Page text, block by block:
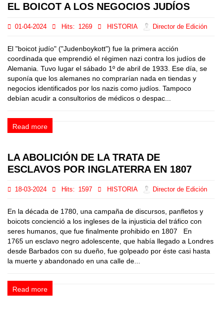
EL BOICOT A LOS NEGOCIOS JUDÍOS
01-04-2024 Hits: 1269 HISTORIA Director de Edición
El "boicot judío" ("Judenboykott") fue la primera acción
coordinada que emprendió el régimen nazi contra los judíos de
Alemania. Tuvo lugar el sábado 1º de abril de 1933. Ese día, se
suponía que los alemanes no comprarían nada en tiendas y
negocios identificados por los nazis como judíos. Tampoco
debían acudir a consultorios de médicos o despac...
Read more
LA ABOLICIÓN DE LA TRATA DE
ESCLAVOS POR INGLATERRA EN 1807
18-03-2024 Hits: 1597 HISTORIA Director de Edición
En la década de 1780, una campaña de discursos, panfletos y
boicots concienció a los ingleses de la injusticia del tráfico con
seres humanos, que fue finalmente prohibido en 1807 En
1765 un esclavo negro adolescente, que había llegado a Londres
desde Barbados con su dueño, fue golpeado por éste casi hasta
la muerte y abandonado en una calle de...
Read more